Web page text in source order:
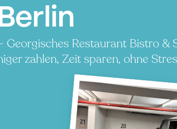
Georgisches Restaurant Bistro &
zahlen, Zeit sparen, ohne